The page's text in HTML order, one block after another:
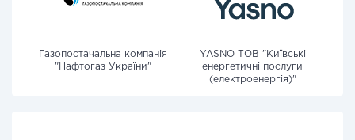
Газопостачальна компанія
"Нафтогаз України"
YASNO ТОВ "Київські
енергетичні послуги
(електроенергія)"